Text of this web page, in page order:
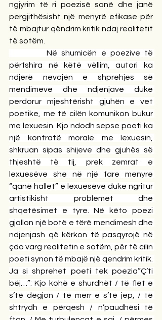
ngjyrim të ri poezisë sonë dhe janë
pergjithësisht një menyrë efikase për
të mbajtur qëndrim kritik ndaj realitetit
të sotëm.
Në shumicën e poezive të
përfshira në këtë vëllim, autori ka
ndjerë nevojën e shprehjes së
mendimeve dhe ndjenjave duke
perdorur mjeshtërisht gjuhën e vet
poetike, me të cilën komunikon bukur
me lexuesin. Kjo ndodh sepse poeti ka
një kontratë morale me lexuesin,
shkruan sipas shijeve dhe gjuhës së
thjeshtë të tij, prek zemrat e
lexuesëve she në një fare menyre
“qanë hallet” e lexuesëve duke ngritur
artistikisht problemet dhe
shqetësimet e tyre. Në këto poezi
gjallon një botë e tërë mendimesh dhe
ndjenjash që kërkon të pasqyrojë në
çdo varg realitetin e sotëm, për të cilin
poeti synon të mbajë një qendrim kritik.
Ja si shprehet poeti tek poezia”Ç’ti
bëj…”: Kjo kohë e shurdhët / të flet e
s’të dëgjon / të merr e s’të jep, / të
shtrydh e përqesh / n’paudhësi të